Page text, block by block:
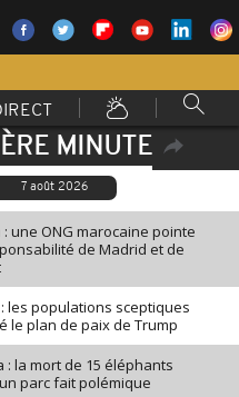
MINUTE
7 août 2026
: une ONG marocaine pointe
de Madrid et de
les populations sceptiques
le plan de paix de Trump
: la mort de 15 éléphants
parc fait polémique